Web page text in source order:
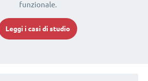
funzionale.
Leggi i casi di studio